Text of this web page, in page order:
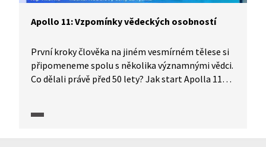
Apollo 11: Vzpomínky vědeckých osobností
První kroky člověka na jiném vesmírném tělese si
připomeneme spolu s několika významnými vědci.
Co dělali právě před 50 lety? Jak start Apolla 11
Na misi Apollo 11 vzpomínají mimo jiné Jiří Grygar